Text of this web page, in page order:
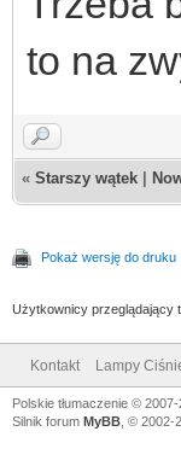
to na
« Starszy wątek
Pokaż wersję do druku
Użytkownicy przeglądający
Kontakt Lampy
Polskie tłumaczenie ©
Silnik forum MyBB , © 2002-